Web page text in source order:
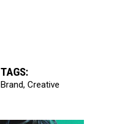
TAGS:
Brand Creative